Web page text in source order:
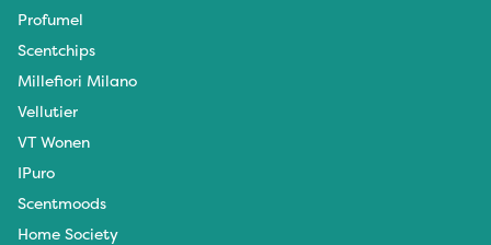
Profumel
Scentchips
Millefiori Milano
Vellutier
VT Wonen
IPuro
Scentmoods
Home Society